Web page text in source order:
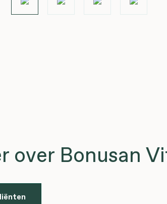
over Bonusan